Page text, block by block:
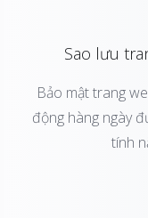
Sao lưu
Bảo mật trang
động hàng ngày
tính